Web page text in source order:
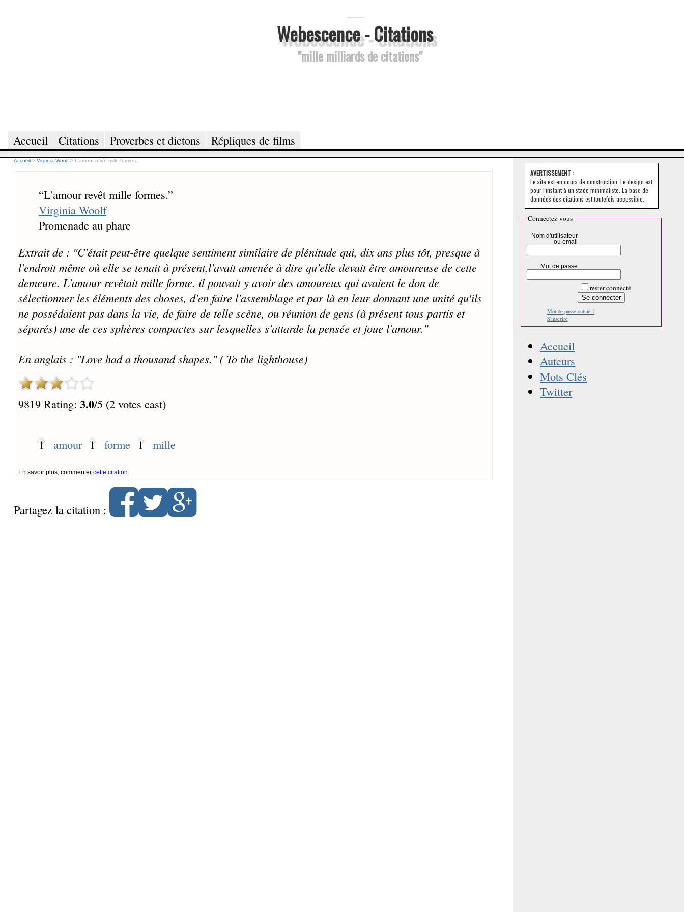
Webescence - Citations
"mille milliards de citations"
Accueil Citations Proverbes et dictons Répliques de films
Accueil > Virginia Woolf > L'amour revêt mille formes.
“L'amour revêt mille formes.”
Virginia Woolf
Promenade au phare
Extrait de : "C'était peut-être quelque sentiment similaire de plénitude qui, dix ans plus tôt, presque à
l'endroit même où elle se tenait à présent,l'avait amenée à dire qu'elle devait être amoureuse de cette
demeure. L'amour revêtait mille forme. il pouvait y avoir des amoureux qui avaient le don de
sélectionner les éléments des choses, d'en faire l'assemblage et par là en leur donnant une unité qu'ils
ne possédaient pas dans la vie, de faire de telle scène, ou réunion de gens (à présent tous partis et
séparés) une de ces sphères compactes sur lesquelles s'attarde la pensée et joue l'amour."
En anglais : "Love had a thousand shapes." ( To the lighthouse)
9819 Rating: 3.0/5 (2 votes cast)
1 amour 1 forme 1 mille
En savoir plus, commenter cette citation
Partagez la citation :
AVERTISSEMENT :
Le site est en cours de construction. Le design est
pour l'instant à un stade minimaliste. La base de
données des citations est toutefois accessible.
Connectez-vous
Nom d'utilisateur
ou email
Mot de passe
rester connecté
Mot de passe oublié ?
S'inscrire
Accueil
Auteurs
Mots Clés
Twitter